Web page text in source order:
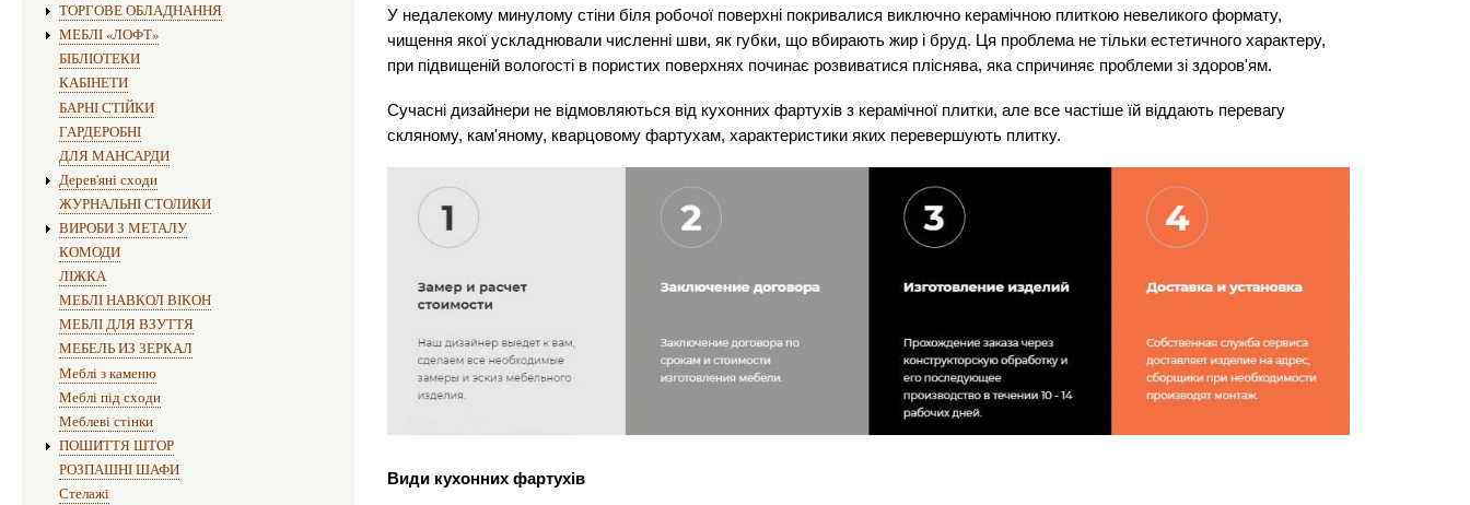
У недалекому минулому стіни біля робочої поверхні покривалися виключно керамічною плиткою невеликого формату,
чищення якої ускладнювали численні шви, як губки, що вбирають жир і бруд. Ця проблема не тільки естетичного характеру,
при підвищеній вологості в пористих поверхнях починає розвиватися пліснява, яка спричиняє проблеми зі здоров'ям.
Сучасні дизайнери не відмовляються від кухонних фартухів з керамічної плитки, але все частіше їй віддають перевагу
скляному, кам'яному, кварцовому фартухам, характеристики яких перевершують плитку.
Види кухонних фартухів
ТОРГОВЕ ОБЛАДНАННЯ
МЕБЛІ «ЛОФТ»
БІБЛІОТЕКИ
КАБІНЕТИ
БАРНІ СТІЙКИ
ГАРДЕРОБНІ
ДЛЯ МАНСАРДИ
Дерев'яні сходи
ЖУРНАЛЬНІ СТОЛИКИ
ВИРОБИ З МЕТАЛУ
КОМОДИ
ЛІЖКА
МЕБЛІ НАВКОЛ ВІКОН
МЕБЛІ ДЛЯ ВЗУТТЯ
МЕБЕЛЬ ИЗ ЗЕРКАЛ
Меблі з каменю
Меблі під сходи
Меблеві стінки
ПОШИТТЯ ШТОР
РОЗПАШНІ ШАФИ
Стелажі